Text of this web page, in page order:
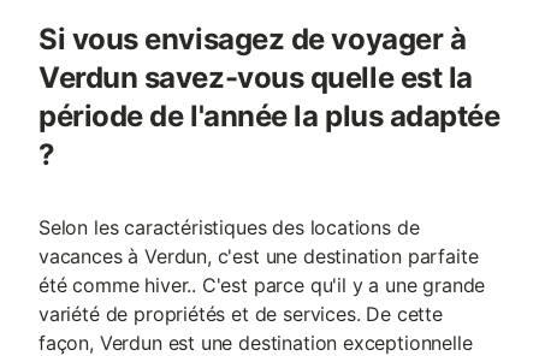
Si vous envisagez de voyager à
Verdun savez-vous quelle est la
période de l'année la plus adaptée
?
Selon les caractéristiques des locations de
vacances à Verdun, c'est une destination parfaite
été comme hiver.. C'est parce qu'il y a une grande
variété de propriétés et de services. De cette
façon, Verdun est une destination exceptionnelle